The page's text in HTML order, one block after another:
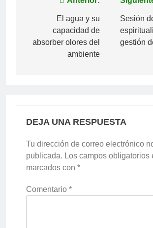
entradas
El agua y su
capacidad de
absorber olores del
ambiente
Sesión
gestión
DEJA UNA RESPUESTA
Tu dirección de correo electrónico
publicada. Los campos obligatorios
marcados con *
Comentario *